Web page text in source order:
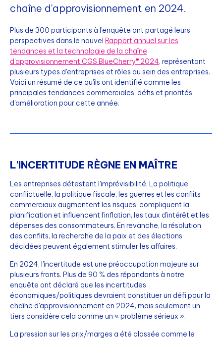
chaîne d'approvisionnement en 2024.
Plus de 300 participants à l'enquête ont partagé leurs
perspectives dans le nouvel Rapport annuel sur les
tendances et la technologie de la chaîne
d'approvisionnement CGS BlueCherry® 2024, représentant
plusieurs types d'entreprises et rôles au sein des entreprises.
Voici un résumé de ce qu'ils ont identifié comme les
principales tendances commerciales, défis et priorités
d'amélioration pour cette année.
L'INCERTITUDE RÈGNE EN MAÎTRE
Les entreprises détestent l'imprévisibilité. La politique
conflictuelle, la politique fiscale, les guerres et les conflits
commerciaux augmentent les risques, compliquent la
planification et influencent l'inflation, les taux d'intérêt et les
dépenses des consommateurs. En revanche, la résolution
des conflits, la recherche de la paix et des élections
décidées peuvent également stimuler les affaires.
En 2024, l'incertitude est une préoccupation majeure sur
plusieurs fronts. Plus de 90 % des répondants à notre
enquête ont déclaré que les incertitudes
économiques/politiques devraient constituer un défi pour la
chaîne d'approvisionnement en 2024, mais seulement un
tiers considère cela comme un « problème sérieux ».
La pression sur les prix/marges a été classée comme le